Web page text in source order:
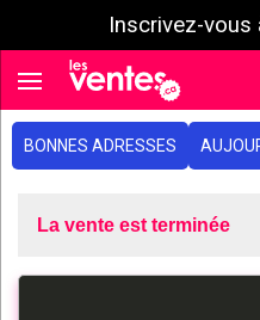
Inscrivez-
Toggle navigation
BONNES ADRESSES
La vente est terminée